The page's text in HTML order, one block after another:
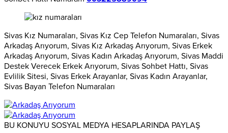
Sivas Kız Numaraları, Sivas Kız Cep Telefon Numaraları, Sivas
Arkadaş Arıyorum, Sivas Kız Arkadaş Arıyorum, Sivas Erkek
Arkadaş Arıyorum, Sivas Kadın Arkadaş Arıyorum, Sivas Maddi
Destek Verecek Erkek Arıyorum, Sivas Sohbet Hattı, Sivas
Evlilik Sitesi, Sivas Erkek Arayanlar, Sivas Kadın Arayanlar,
Sivas Bayan Telefon Numaraları
BU KONUYU SOSYAL MEDYA HESAPLARINDA PAYLAŞ